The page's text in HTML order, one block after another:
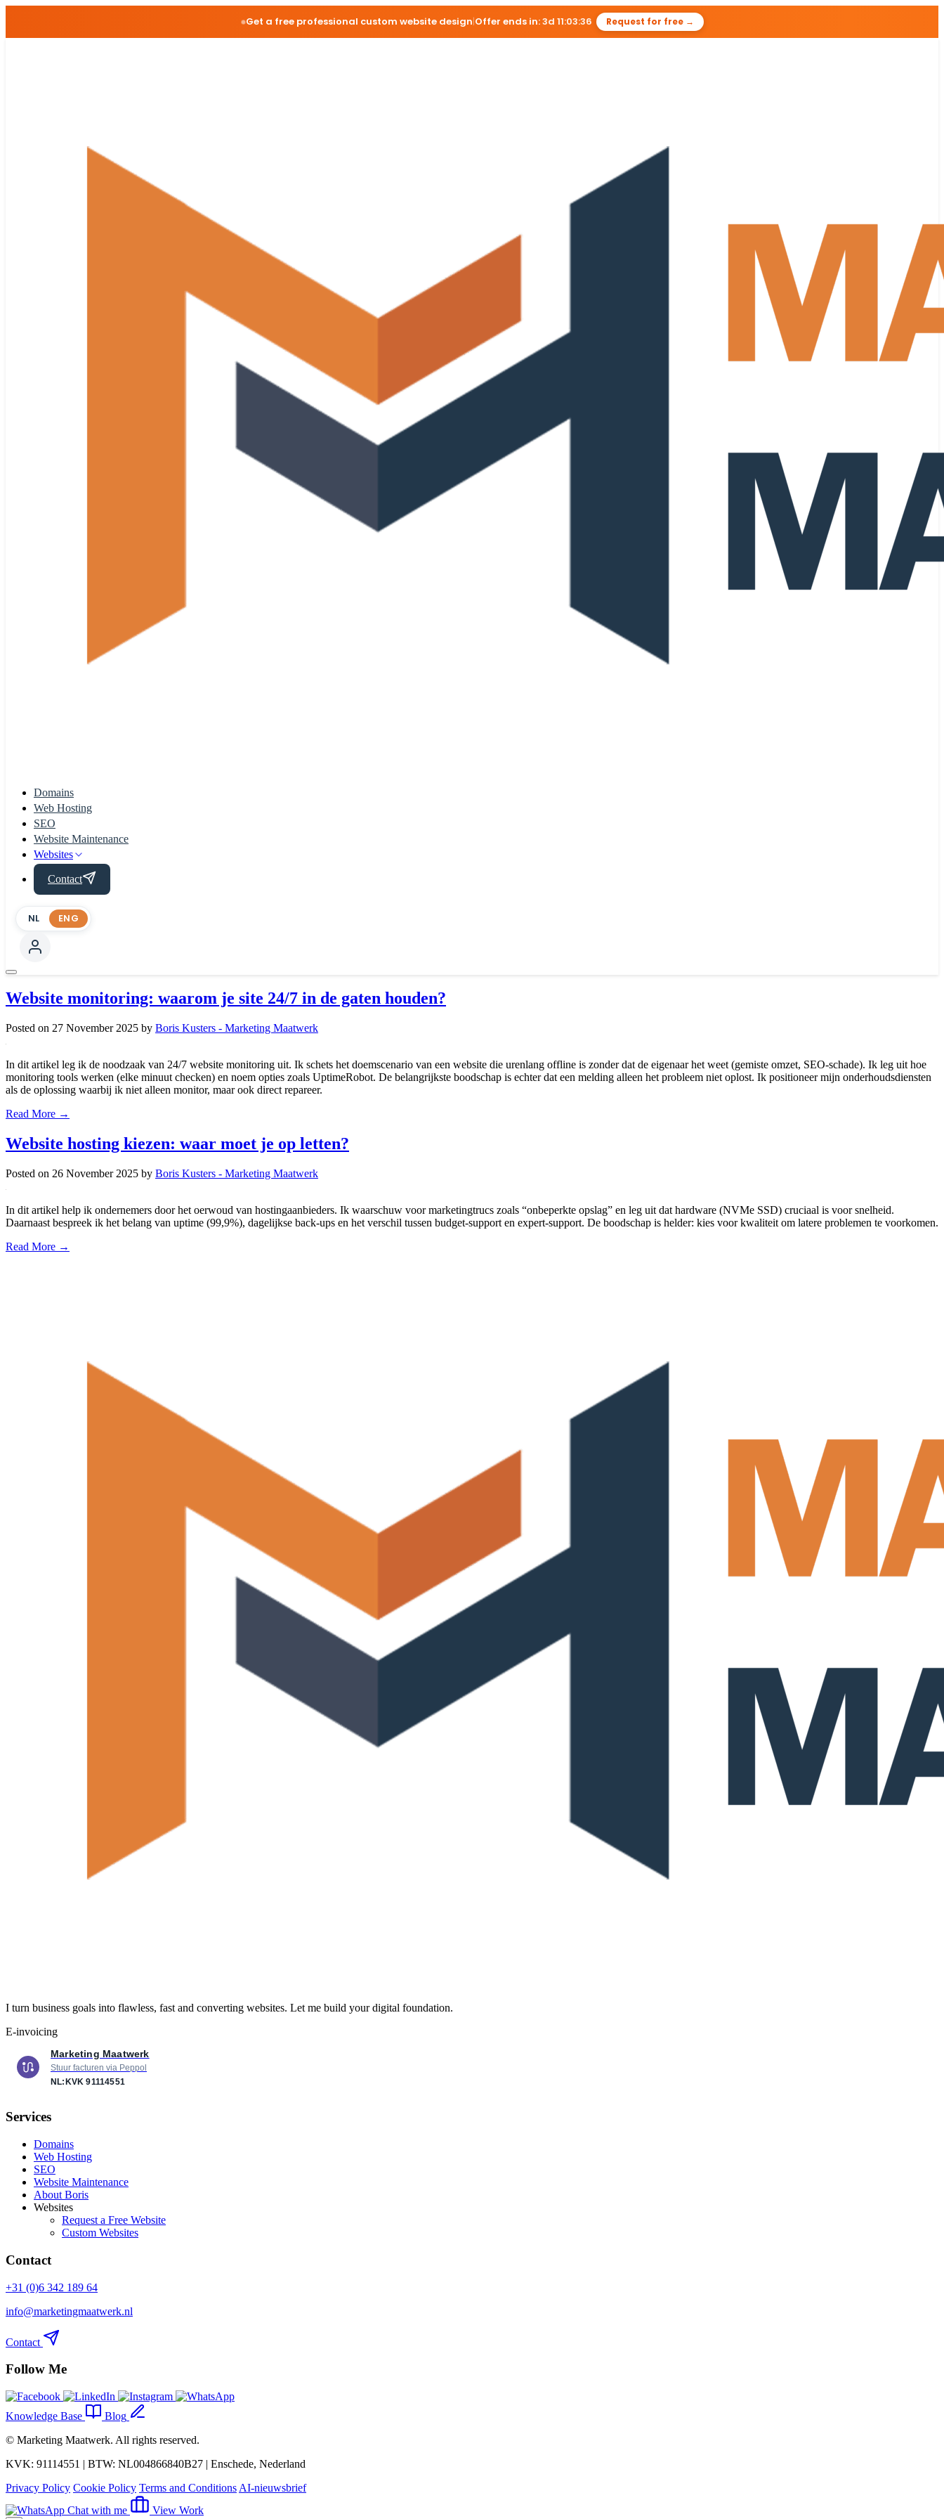
Get a free professional custom website design|Offer ends in:3d 11:03:35 Request for free →
Domains
Web Hosting
SEO
Website Maintenance
Websites
Contact
NL ENG
Website monitoring: waarom je site 24/7 in de gaten houden?
Posted on 27 November 2025 by Boris Kusters - Marketing Maatwerk
In dit artikel leg ik de noodzaak van 24/7 website monitoring uit. Ik schets het doemscenario van een website die urenlang offline is zonder dat de eigenaar het weet (gemiste omzet, SEO-schade). Ik leg uit hoe
monitoring tools werken (elke minuut checken) en noem opties zoals UptimeRobot. De belangrijkste boodschap is echter dat een melding alleen het probleem niet oplost. Ik positioneer mijn onderhoudsdiensten
als de oplossing waarbij ik niet alleen monitor, maar ook direct repareer.
Read More →
Website hosting kiezen: waar moet je op letten?
Posted on 26 November 2025 by Boris Kusters - Marketing Maatwerk
In dit artikel help ik ondernemers door het oerwoud van hostingaanbieders. Ik waarschuw voor marketingtrucs zoals “onbeperkte opslag” en leg uit dat hardware (NVMe SSD) cruciaal is voor snelheid.
Daarnaast bespreek ik het belang van uptime (99,9%), dagelijkse back-ups en het verschil tussen budget-support en expert-support. De boodschap is helder: kies voor kwaliteit om latere problemen te voorkomen.
Read More →
I turn business goals into flawless, fast and converting websites. Let me build your digital foundation.
E-invoicing
Marketing Maatwerk
Stuur facturen via Peppol
NL:KVK 91114551
Services
Domains
Web Hosting
SEO
Website Maintenance
About Boris
Websites
Request a Free Website
Custom Websites
Contact
+31 (0)6 342 189 64
info@marketingmaatwerk.nl
Contact
Follow Me
Knowledge Base
Blog
© Marketing Maatwerk. All rights reserved.
KVK: 91114551 | BTW: NL004866840B27 | Enschede, Nederland
Privacy Policy Cookie Policy Terms and Conditions AI-nieuwsbrief
Chat with me
View Work